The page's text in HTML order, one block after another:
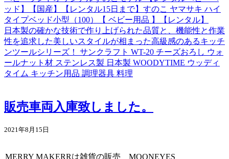
ッド】【国産】【レンタル15日まで】すのこ ヤマサキ ハイ
タイプベッド小型（100）【 ベビー用品 】【レンタル】
日本製の確かな技術で作り上げられた品質と、機能性と作業
性を追求した美しいスタイルが相まった高級感のあるキッチ
ンツールシリーズ！ サンクラフト WT-20 チーズおろし ウォ
ールナット材 ステンレス製 日本製 WOODYTIME ウッディ
タイム キッチン用品 調理器具 料理
販売車両入庫致しました。
2021年8月15日
MERRY MAKERRは雑貨の販売 MOONEYES